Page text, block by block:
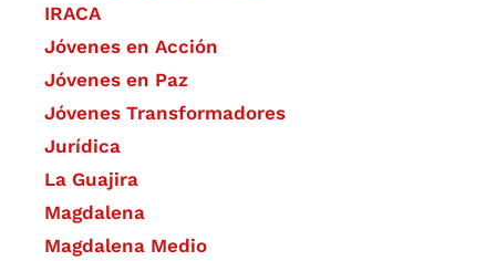
IRACA
Jóvenes en Acción
Jóvenes en Paz
Jóvenes Transformadores
Jurídica
La Guajira
Magdalena
Magdalena Medio